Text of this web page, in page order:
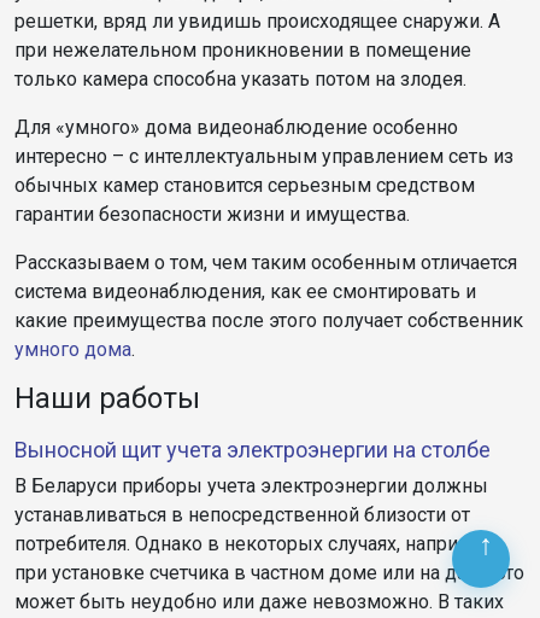
решетки, вряд ли увидишь происходящее снаружи. А
при нежелательном проникновении в помещение
только камера способна указать потом на злодея.
Для «умного» дома видеонаблюдение особенно
интересно – с интеллектуальным управлением сеть из
обычных камер становится серьезным средством
гарантии безопасности жизни и имущества.
Рассказываем о том, чем таким особенным отличается
система видеонаблюдения, как ее смонтировать и
какие преимущества после этого получает собственник
умного дома.
Наши работы
Выносной щит учета электроэнергии на столбе
В Беларуси приборы учета электроэнергии должны
устанавливаться в непосредственной близости от
потребителя. Однако в некоторых случаях, например,
при установке счетчика в частном доме или на даче, это
может быть неудобно или даже невозможно. В таких